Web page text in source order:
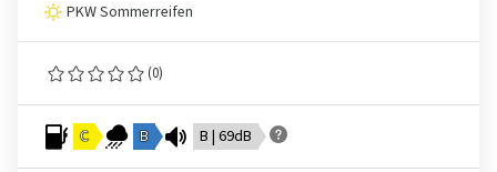
PKW Sommerreifen
(0)
C B B | 69dB